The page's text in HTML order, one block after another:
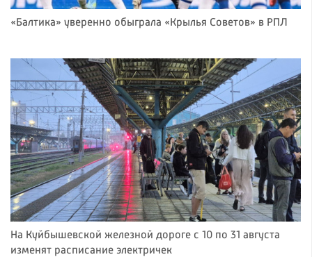
«Балтика» уверенно обыграла «Крылья Советов» в РПЛ
На Куйбышевской железной дороге с 10 по 31 августа
изменят расписание электричек